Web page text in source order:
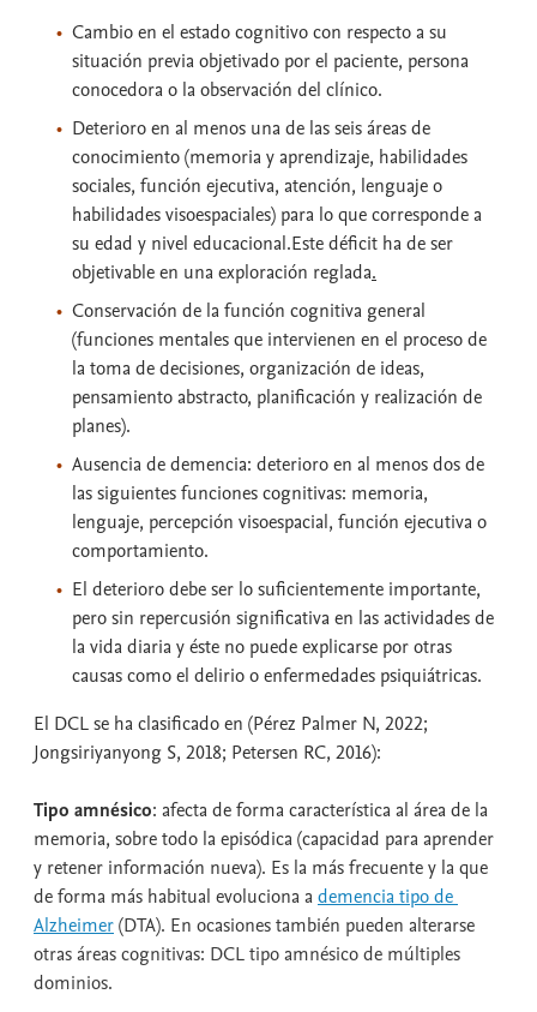
Cambio en el estado cognitivo con respecto a su
situación previa objetivado por el paciente, persona
conocedora o la observación del clínico.
Deterioro en al menos una de las seis áreas de
conocimiento (memoria y aprendizaje, habilidades
sociales, función ejecutiva, atención, lenguaje o
habilidades visoespaciales) para lo que corresponde a
su edad y nivel educacional.Este déficit ha de ser
objetivable en una exploración reglada.
Conservación de la función cognitiva general
(funciones mentales que intervienen en el proceso de
la toma de decisiones, organización de ideas,
pensamiento abstracto, planificación y realización de
planes).
Ausencia de demencia: deterioro en al menos dos de
las siguientes funciones cognitivas: memoria,
lenguaje, percepción visoespacial, función ejecutiva o
comportamiento.
El deterioro debe ser lo suficientemente importante,
pero sin repercusión significativa en las actividades de
la vida diaria y éste no puede explicarse por otras
causas como el delirio o enfermedades psiquiátricas.
El DCL se ha clasificado en (Pérez Palmer N, 2022;
Jongsiriyanyong S, 2018; Petersen RC, 2016):
Tipo amnésico: afecta de forma característica al área de la
memoria, sobre todo la episódica (capacidad para aprender
y retener información nueva). Es la más frecuente y la que
de forma más habitual evoluciona ademencia tipo de
Alzheimer(DTA). En ocasiones también pueden alterarse
otras áreas cognitivas: DCL tipo amnésico de múltiples
dominios.